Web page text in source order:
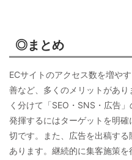
◎まとめ
ECサイトのアクセス数を増や
善など、多くのメリットがあ
く分けて「SEO・SNS・広告
発揮するにはターゲットを明
切です。また、広告を出稿す
あります。継続的に集客施策